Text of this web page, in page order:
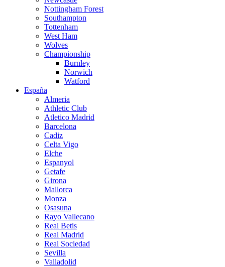
Nottingham Forest
Southampton
Tottenham
West Ham
Wolves
Championship
Burnley
Norwich
Watford
España
Almeria
Athletic Club
Atletico Madrid
Barcelona
Cadiz
Celta Vigo
Elche
Espanyol
Getafe
Girona
Mallorca
Monza
Osasuna
Rayo Vallecano
Real Betis
Real Madrid
Real Sociedad
Sevilla
Valladolid